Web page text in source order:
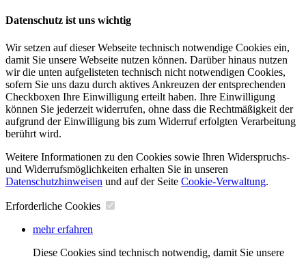
Datenschutz ist uns wichtig
Wir setzen auf dieser Webseite technisch notwendige Cookies ein,
damit Sie unsere Webseite nutzen können. Darüber hinaus nutzen
wir die unten aufgelisteten technisch nicht notwendigen Cookies,
sofern Sie uns dazu durch aktives Ankreuzen der entsprechenden
Checkboxen Ihre Einwilligung erteilt haben. Ihre Einwilligung
können Sie jederzeit widerrufen, ohne dass die Rechtmäßigkeit der
aufgrund der Einwilligung bis zum Widerruf erfolgten Verarbeitung
berührt wird.
Weitere Informationen zu den Cookies sowie Ihren Widerspruchs-
und Widerrufsmöglichkeiten erhalten Sie in unseren
Datenschutzhinweisen und auf der Seite Cookie-Verwaltung​.
Erforderliche Cookies
mehr erfahren
Diese Cookies sind technisch notwendig, damit Sie unsere